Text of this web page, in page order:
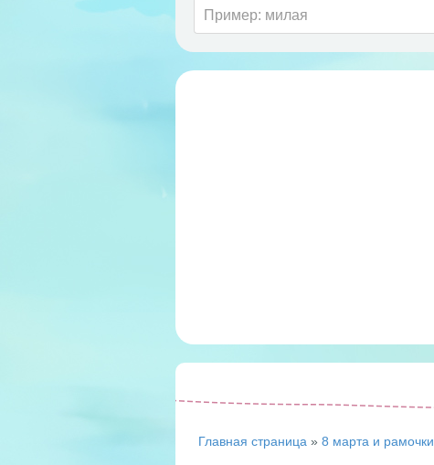
Главная страница » 8 марта и рамочки